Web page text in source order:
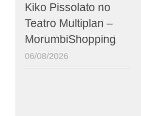
Kiko Pissolato no
Teatro Multiplan –
MorumbiShopping
06/08/2026